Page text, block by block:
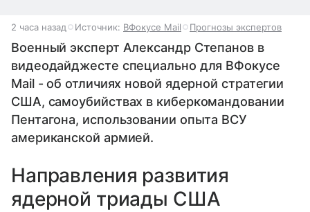
2 часа назад Источник: ВФокусе Mail Прогнозы экспертов
Военный эксперт Александр Степанов в
видеодайджесте специально для ВФокусе
Mail - об отличиях новой ядерной стратегии
США, самоубийствах в киберкомандовании
Пентагона, использовании опыта ВСУ
американской армией.
Направления развития
ядерной триады США